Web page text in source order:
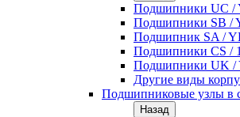
Подшипники UC /
Подшипники SB /
Подшипник SA /
Подшипники CS /
Подшипники UK /
Другие виды
Подшипниковые узлы в
Назад